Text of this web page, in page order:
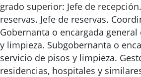
grado superior: Jefe de
reservas. Jefe de reservas.
Gobernanta o encargada
y limpieza. Subgobernanta o
servicio de pisos y limpieza.
residencias, hospitales y